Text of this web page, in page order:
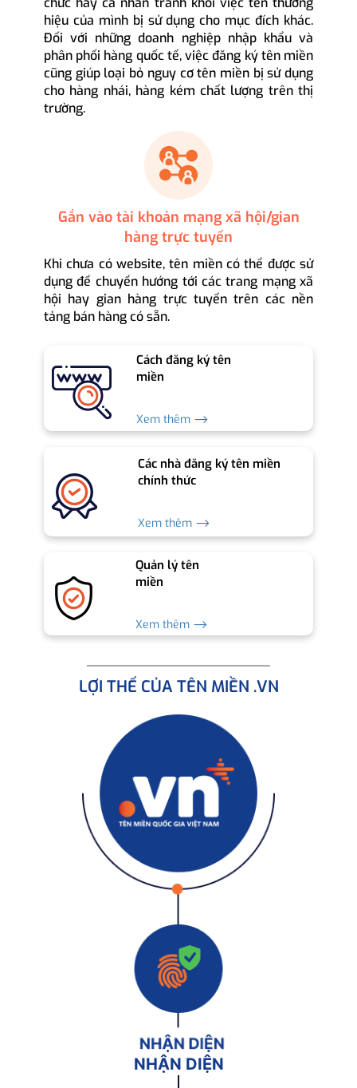
hiệu của mình bị sử dụng cho mục đích khác.
Đối với những doanh nghiệp nhập khẩu và
phân phối hàng quốc tế, việc đăng ký tên miền
cũng giúp loại bỏ nguy cơ tên miền bị sử dụng
cho hàng nhái, hàng kém chất lượng trên thị
trường.
Gắn vào tài khoản mạng xã hội/gian
hàng trực tuyến
Khi chưa có website, tên miền có thể được sử
dụng để chuyển hướng tới các trang mạng xã
hội hay gian hàng trực tuyến trên các nền
tảng bán hàng có sẵn.
Cách đăng ký tên
miền
Xem thêm ⟶
Các nhà đăng ký tên miền
chính thức
Xem thêm ⟶
Quản lý tên
miền
Xem thêm ⟶
LỢI THẾ CỦA TÊN MIỀN .VN
NHẬN DIỆN